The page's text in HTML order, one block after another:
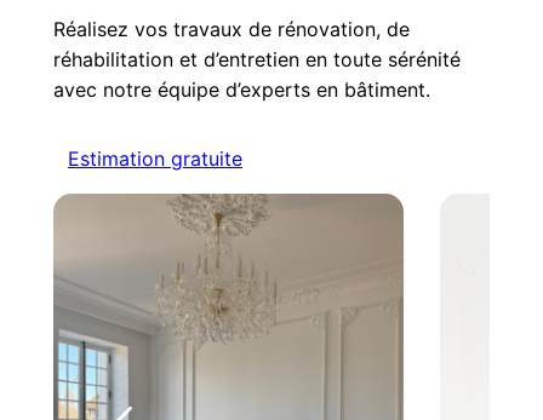
Réalisez vos travaux de rénovation, de
réhabilitation et d’entretien en toute sérénité
avec notre équipe d’experts en bâtiment.
Estimation gratuite